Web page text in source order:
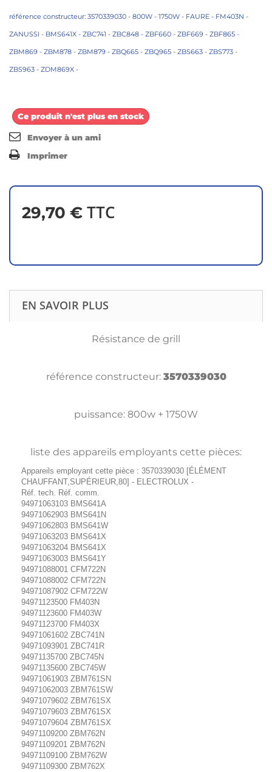
référence constructeur: 3570339030 - 800W - 1750W - FAURE - FM403N -
ZANUSSI - BMS641X - ZBC741 - ZBC848 - ZBF660 - ZBF669 - ZBF865 -
ZBM869 - ZBM878 - ZBM879 - ZBQ665 - ZBQ965 - ZBS663 - ZBS773 -
ZBS963 - ZDM869X -
Ce produit n'est plus en stock
Envoyer à un ami
Imprimer
29,70 € TTC
EN SAVOIR PLUS
Résistance de grill
référence constructeur: 3570339030
puissance: 800w + 1750W
liste des appareils employants cette pièces:
Appareils employant cette pièce : 3570339030 [ÉLÉMENT
CHAUFFANT,SUPÉRIEUR,80] - ELECTROLUX -
Réf. tech. Réf. comm.
94971063103 BMS641A
94971062903 BMS641N
94971062803 BMS641W
94971063203 BMS641X
94971063204 BMS641X
94971063003 BMS641Y
94971088001 CFM722N
94971088002 CFM722N
94971087902 CFM722W
94971123500 FM403N
94971123600 FM403W
94971123700 FM403X
94971061602 ZBC741N
94971093901 ZBC741R
94971135700 ZBC745N
94971135600 ZBC745W
94971061903 ZBM761SN
94971062003 ZBM761SW
94971079602 ZBM761SX
94971079603 ZBM761SX
94971079604 ZBM761SX
94971109200 ZBM762N
94971109201 ZBM762N
94971109100 ZBM762W
94971109300 ZBM762X